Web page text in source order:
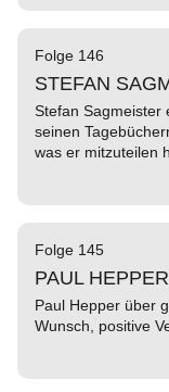
Folge 146
STEFAN
Stefan Sagmeister
seinen
was er mitzuteilen
Folge 145
PAUL HEPPER
Paul Hepper über
Wunsch, positive